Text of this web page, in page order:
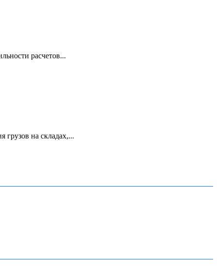
расчетов...
грузов на складах,...